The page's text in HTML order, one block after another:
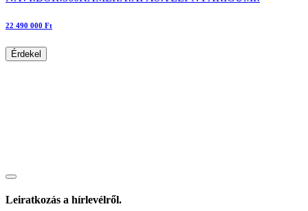
22 490 000 Ft
Érdekel
Leiratkozás a hírlevélről.